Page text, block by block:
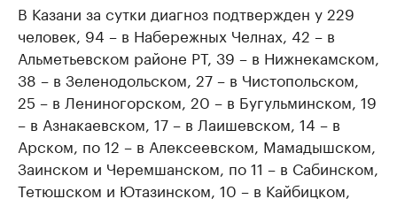
В Казани за сутки диагноз подтвержден у 229
человек, 94 – в Набережных Челнах, 42 – в
Альметьевском районе РТ, 39 – в Нижнекамском,
38 – в Зеленодольском, 27 – в Чистопольском,
25 – в Лениногорском, 20 – в Бугульминском, 19
– в Азнакаевском, 17 – в Лаишевском, 14 – в
Арском, по 12 – в Алексеевском, Мамадышском,
Заинском и Черемшанском, по 11 – в Сабинском,
Тетюшском и Ютазинском, 10 – в Кайбицком,